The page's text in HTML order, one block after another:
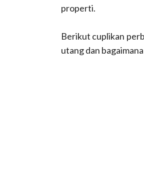
properti.
Berikut cuplikan
utang dan